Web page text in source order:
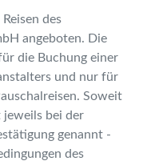
des
angeboten. Die
die Buchung einer
und nur für
Soweit
jeweils bei der
genannt -
des